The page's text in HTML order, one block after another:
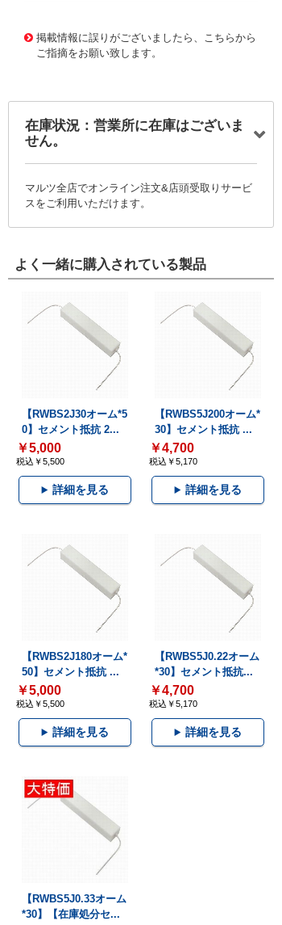
掲載情報に誤りがございましたら、こちらから
ご指摘をお願い致します。
在庫状況：営業所に在庫はございま
せん。
マルツ全店でオンライン注文&店頭受取りサービ
スをご利用いただけます。
よく一緒に購入されている製品
【RWBS2J30オーム*5
0】セメント抵抗 2...
￥5,000
税込￥5,500
詳細を見る
【RWBS5J200オーム*
30】セメント抵抗 ...
￥4,700
税込￥5,170
詳細を見る
【RWBS2J180オーム*
50】セメント抵抗 ...
￥5,000
税込￥5,500
詳細を見る
【RWBS5J0.22オーム
*30】セメント抵抗...
￥4,700
税込￥5,170
詳細を見る
【RWBS5J0.33オーム
*30】【在庫処分セ...